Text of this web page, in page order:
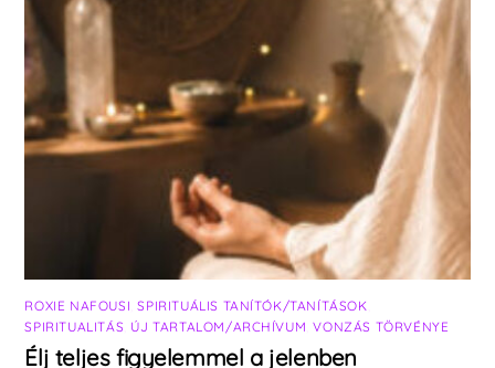
ROXIE NAFOUSI ,SPIRITUÁLIS TANÍTÓK/TANÍTÁSOK
SPIRITUALITÁS ÚJ TARTALOM/ARCHÍVUM ,VONZÁS TÖRVÉNYE
Élj teljes figyelemmel a jelenben